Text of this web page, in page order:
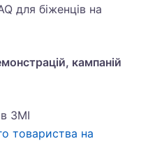
для біженців на
кампаній
ЗМІ
товариства на